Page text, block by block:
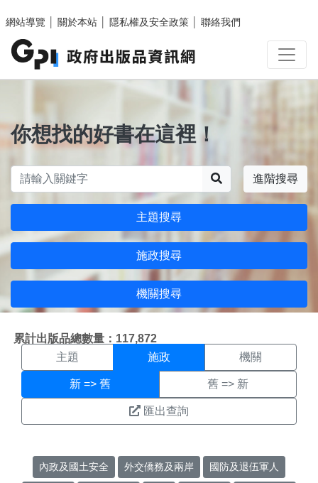
網站導覽
關於本站 隱私權及安全政策 聯絡我們
你想找的好書在這裡！
進階搜尋
主題搜尋
施政搜尋
機關搜尋
累計出版品總數量：117,872
施政搜尋結果頁面
主題 施政 機關
新 => 舊 舊 => 新
匯出查詢
內政及國土安全 外交僑務及兩岸 國防及退伍軍人